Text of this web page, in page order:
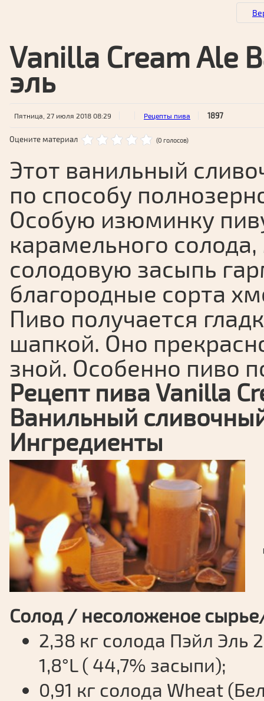
Vanilla Cream Ale
эль
Пятница, 27 июля 2018 08:29 Рецепты пива 1897
Оцените материал (0 голосов)
Этот ванильный
по способу
Особую изюминку
карамельного
солодовую засыпь
благородные сорта
Пиво получается
шапкой. Оно
зной. Особенно пиво
Рецепт пива Vanilla
Ванильный
Ингредиенты
Солод / несоложеное
2,38 кг солода Пэйл Эль
1,8°L ( 44,7% засыпи);
0,91 кг солода Wheat